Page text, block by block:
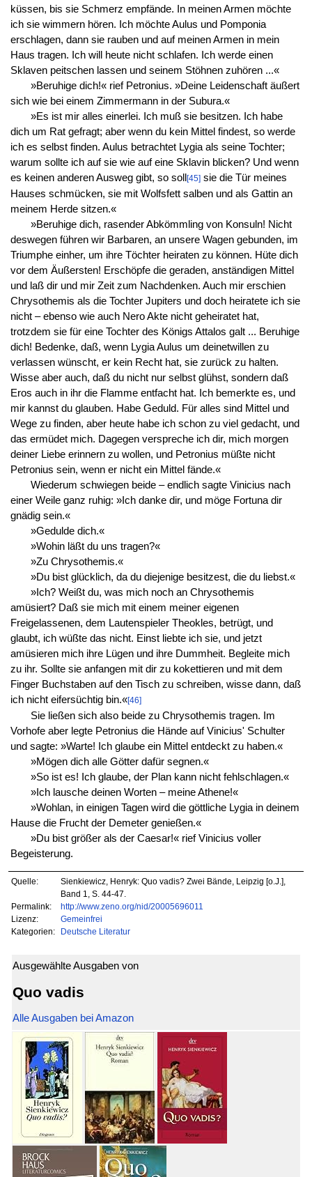
küssen, bis sie Schmerz empfände. In meinen Armen möchte
ich sie wimmern hören. Ich möchte Aulus und Pomponia
erschlagen, dann sie rauben und auf meinen Armen in mein
Haus tragen. Ich will heute nicht schlafen. Ich werde einen
Sklaven peitschen lassen und seinem Stöhnen zuhören ...«
»Beruhige dich!« rief Petronius. »Deine Leidenschaft äußert
sich wie bei einem Zimmermann in der Subura.«
»Es ist mir alles einerlei. Ich muß sie besitzen. Ich habe
dich um Rat gefragt; aber wenn du kein Mittel findest, so werde
ich es selbst finden. Aulus betrachtet Lygia als seine Tochter;
warum sollte ich auf sie wie auf eine Sklavin blicken? Und wenn
es keinen anderen Ausweg gibt, so soll [45]sie die Tür meines
Hauses schmücken, sie mit Wolfsfett salben und als Gattin an
meinem Herde sitzen.«
»Beruhige dich, rasender Abkömmling von Konsuln! Nicht
deswegen führen wir Barbaren, an unsere Wagen gebunden, im
Triumphe einher, um ihre Töchter heiraten zu können. Hüte dich
vor dem Äußersten! Erschöpfe die geraden, anständigen Mittel
und laß dir und mir Zeit zum Nachdenken. Auch mir erschien
Chrysothemis als die Tochter Jupiters und doch heiratete ich sie
nicht – ebenso wie auch Nero Akte nicht geheiratet hat,
trotzdem sie für eine Tochter des Königs Attalos galt ... Beruhige
dich! Bedenke, daß, wenn Lygia Aulus um deinetwillen zu
verlassen wünscht, er kein Recht hat, sie zurück zu halten.
Wisse aber auch, daß du nicht nur selbst glühst, sondern daß
Eros auch in ihr die Flamme entfacht hat. Ich bemerkte es, und
mir kannst du glauben. Habe Geduld. Für alles sind Mittel und
Wege zu finden, aber heute habe ich schon zu viel gedacht, und
das ermüdet mich. Dagegen verspreche ich dir, mich morgen
deiner Liebe erinnern zu wollen, und Petronius müßte nicht
Petronius sein, wenn er nicht ein Mittel fände.«
Wiederum schwiegen beide – endlich sagte Vinicius nach
einer Weile ganz ruhig: »Ich danke dir, und möge Fortuna dir
gnädig sein.«
»Gedulde dich.«
»Wohin läßt du uns tragen?«
»Zu Chrysothemis.«
»Du bist glücklich, da du diejenige besitzest, die du liebst.«
»Ich? Weißt du, was mich noch an Chrysothemis
amüsiert? Daß sie mich mit einem meiner eigenen
Freigelassenen, dem Lautenspieler Theokles, betrügt, und
glaubt, ich wüßte das nicht. Einst liebte ich sie, und jetzt
amüsieren mich ihre Lügen und ihre Dummheit. Begleite mich
zu ihr. Sollte sie anfangen mit dir zu kokettieren und mit dem
Finger Buchstaben auf den Tisch zu schreiben, wisse dann, daß
ich nicht eifersüchtig bin.«[46]
Sie ließen sich also beide zu Chrysothemis tragen. Im
Vorhofe aber legte Petronius die Hände auf Vinicius' Schulter
und sagte: »Warte! Ich glaube ein Mittel entdeckt zu haben.«
»Mögen dich alle Götter dafür segnen.«
»So ist es! Ich glaube, der Plan kann nicht fehlschlagen.«
»Ich lausche deinen Worten – meine Athene!«
»Wohlan, in einigen Tagen wird die göttliche Lygia in deinem
Hause die Frucht der Demeter genießen.«
»Du bist größer als der Caesar!« rief Vinicius voller
Begeisterung.
Quelle:
Sienkiewicz, Henryk: Quo vadis? Zwei Bände, Leipzig [o.J.],
Band 1, S. 44-47.
Permalink:
http://www.zeno.org/nid/20005696011
Lizenz:
Gemeinfrei
Kategorien:
Deutsche Literatur
Ausgewählte Ausgaben von
Quo vadis
Alle Ausgaben bei Amazon